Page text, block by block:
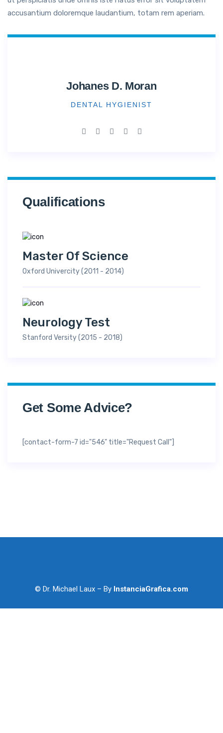
accusantium doloremque laudantium, totam rem aperiam.
Johanes D. Moran
DENTAL HYGIENIST
Qualifications
Master Of Science
Oxford Univercity (2011 - 2014)
Neurology Test
Stanford Versity (2015 - 2018)
Get Some Advice?
[contact-form-7 id="546" title="Request Call"]
© Dr. Michael Laux – By InstanciaGrafica.com